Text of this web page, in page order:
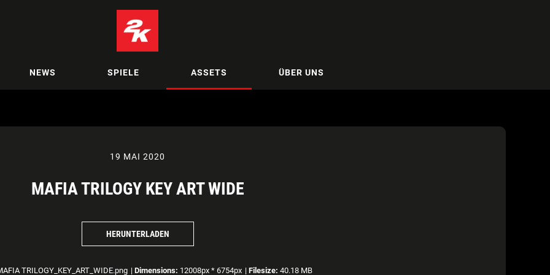
NEWS SPIELE ASSETS ÜBER UNS
19 MAI 2020
MAFIA TRILOGY KEY ART WIDE
HERUNTERLADEN
TRILOGY_KEY_ART_WIDE.png | Dimensions: 12008px * 6754px | Filesize: 40.18 MB